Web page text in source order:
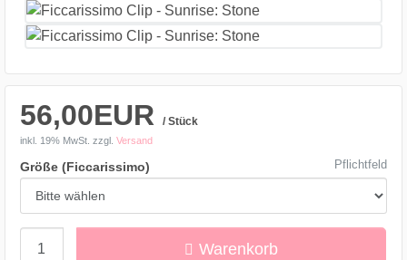
56,00EUR / Stück
inkl. 19% MwSt. zzgl. Versand
Größe (Ficcarissimo) Pflichtfeld
Warenkorb